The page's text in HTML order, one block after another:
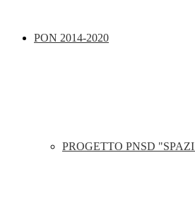
PON 2014-2020
PROGETTO PNSD